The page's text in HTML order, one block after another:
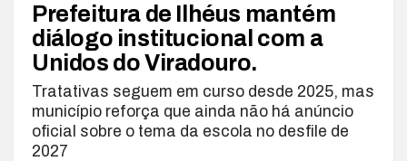
Prefeitura de Ilhéus mantém
diálogo institucional com a
Unidos do Viradouro.
Tratativas seguem em curso desde 2025, mas
município reforça que ainda não há anúncio
oficial sobre o tema da escola no desfile de
2027